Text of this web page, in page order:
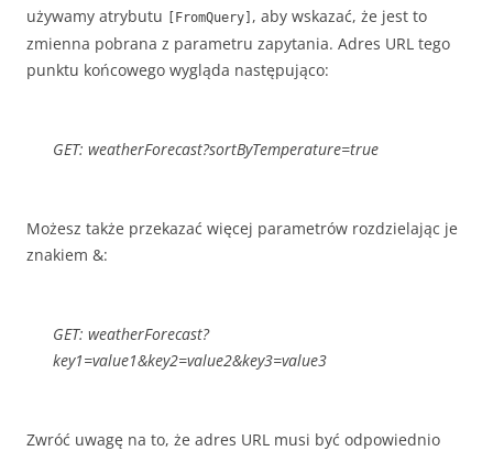
używamy atrybutu
[FromQuery] , aby wskazać, że jest to
zmienna pobrana z parametru zapytania. Adres URL tego
punktu końcowego wygląda następująco:
GET: weatherForecast?sortByTemperature=true
Możesz także przekazać więcej parametrów rozdzielając je
znakiem &:
GET: weatherForecast?
key1=value1&key2=value2&key3=value3
Zwróć uwagę na to, że adres URL musi być odpowiednio